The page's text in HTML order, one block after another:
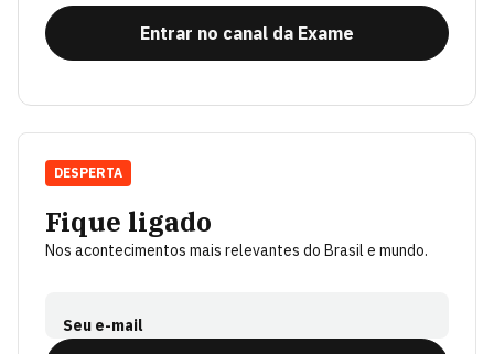
Entrar no canal da Exame
Fique ligado
Nos acontecimentos mais relevantes do Brasil e mundo.
Seu e-mail
DESPERTA